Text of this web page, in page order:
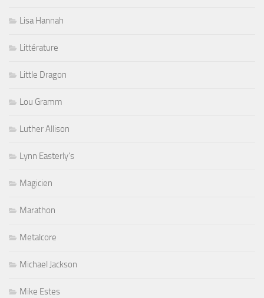
Lisa Hannah
Littérature
Little Dragon
Lou Gramm
Luther Allison
Lynn Easterly's
Magicien
Marathon
Metalcore
Michael Jackson
Mike Estes